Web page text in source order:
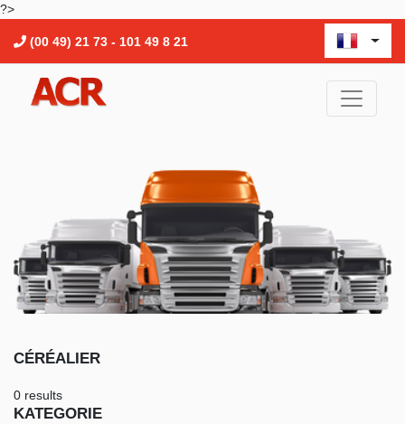
?>
(00 49) 21 73 - 101 49 8 21
KATEGORIE
CÉRÉALIER
0 results